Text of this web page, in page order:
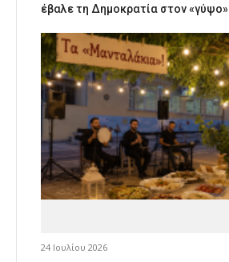
έβαλε τη Δημοκρατία στον «γύψο»
24 Ιουλίου 2026